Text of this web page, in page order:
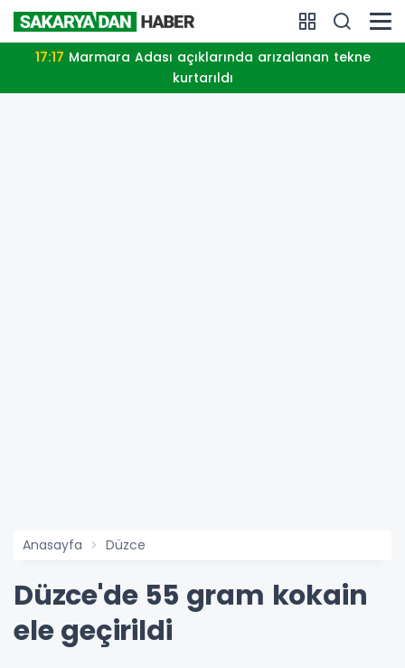
17:17
kurtarıldı
Anasayfa Düzce
Düzce'de 55 gram kokain
ele geçirildi